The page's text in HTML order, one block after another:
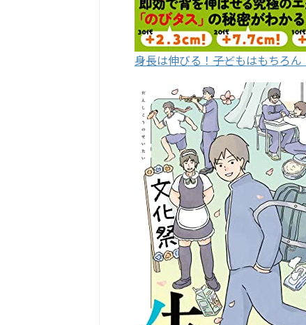
身長は伸びる！――子どもはもちろ